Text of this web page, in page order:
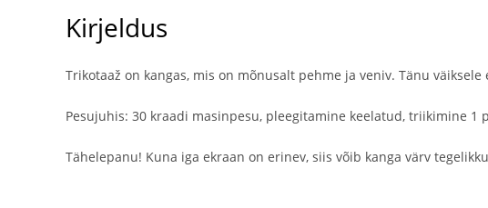
Kirjeldus
Trikotaaž on kangas, mis on mõnusalt pehme ja veniv. Tänu
Pesujuhis: 30 kraadi masinpesu, pleegitamine keelatud, triikimine
Tähelepanu! Kuna iga ekraan on erinev, siis võib kanga värv